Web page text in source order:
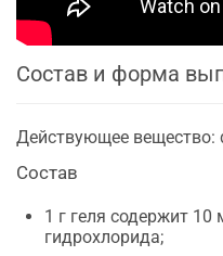
Состав и форма
Действующее вещество:
Состав
1 г геля содержит
гидрохлорида;